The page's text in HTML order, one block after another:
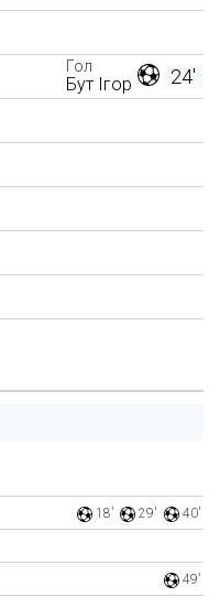
24'
Гол
Бут Ігор
18' 29' 40'
49'